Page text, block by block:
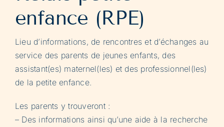
enfance (RPE)
Lieu d’informations, de rencontres et d’échanges au
service des parents de jeunes enfants, des
assistant(es) maternel(les) et des professionnel(les)
de la petite enfance.
Les parents y trouveront :
– Des informations ainsi qu’une aide à la recherche